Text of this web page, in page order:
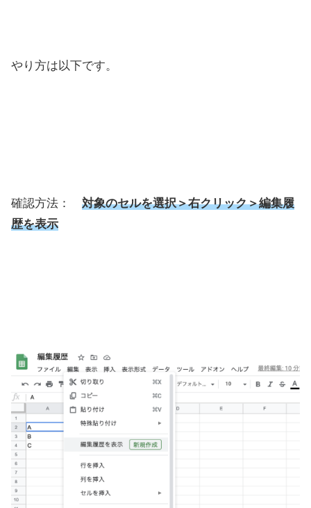
やり方は以下です。
確認方法： 対象のセルを選択＞右クリック＞編集履
歴を表示